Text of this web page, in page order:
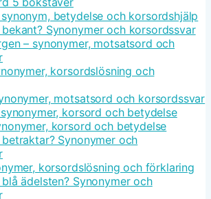
betydelse och korsordshjälp
Synonymer och korsordssvar
– synonymer, motsatsord och
korsordslösning och
motsatsord och korsordssvar
korsord och betydelse
korsord och betydelse
Synonymer och
korsordslösning och förklaring
ädelsten? Synonymer och